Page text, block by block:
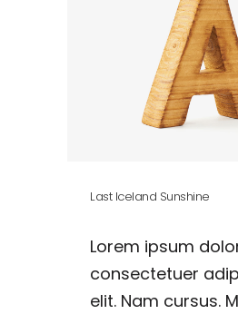
Last Iceland Sunshine
Lorem ipsum
consectetuer
elit. Nam cursus.